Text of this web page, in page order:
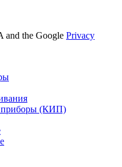
and the Google Privacy
приборы (КИП)